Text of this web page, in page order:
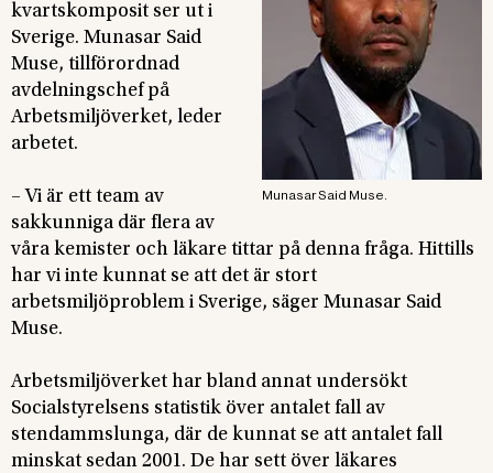
Munasar Said Muse.
kvartskomposit ser ut i
Sverige. Munasar Said
Muse, tillförordnad
avdelningschef på
Arbetsmiljöverket, leder
arbetet.
– Vi är ett team av
sakkunniga där flera av
våra kemister och läkare tittar på denna fråga. Hittills
har vi inte kunnat se att det är stort
arbetsmiljöproblem i Sverige, säger Munasar Said
Muse.
Arbetsmiljöverket har bland annat undersökt
Socialstyrelsens statistik över antalet fall av
stendammslunga, där de kunnat se att antalet fall
minskat sedan 2001. De har sett över läkares